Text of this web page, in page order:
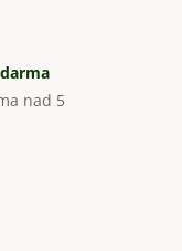
nad 5